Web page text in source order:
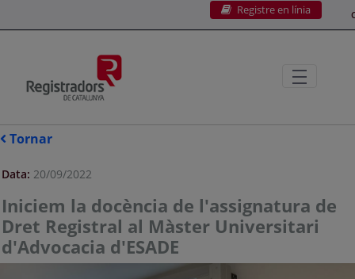
Registre en línia
Tornar
Data: 20/09/2022
Iniciem la docència de l'assignatura de
Dret Registral al Màster Universitari
d'Advocacia d'ESADE